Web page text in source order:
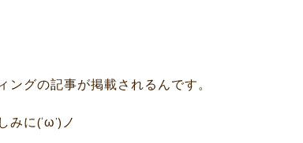
グの記事が掲載されるんです。
に(‘ω’)ノ